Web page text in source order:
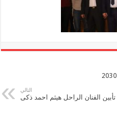
إعلام طنطا يبحث رؤية مصر 2030
التالي
تأبين الفنان الراحل هيثم احمد ذكى